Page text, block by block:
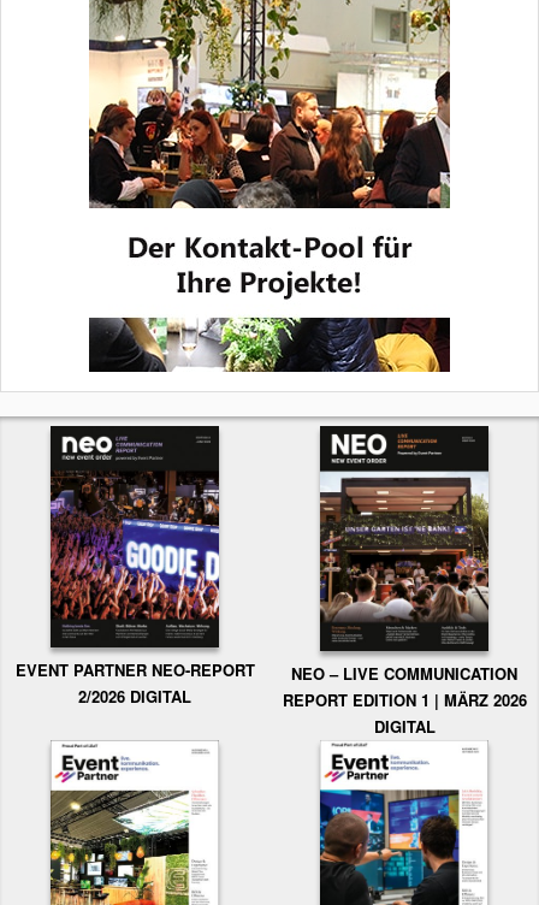
EVENT PARTNER NEO-REPORT
2/2026 DIGITAL
NEO – LIVE COMMUNICATION
REPORT EDITION 1 | MÄRZ 2026
DIGITAL